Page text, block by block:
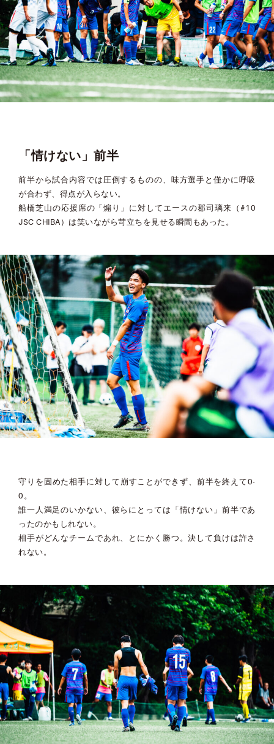
「情けない」前半
前半から試合内容では圧倒するものの、味方選手と僅かに呼吸
が合わず、得点が入らない。
船橋芝山の応援席の「煽り」に対してエースの郡司璃来（#10
JSC CHIBA）は笑いながら苛立ちを見せる瞬間もあった。
守りを固めた相手に対して崩すことができず、前半を終えて0-
0。
誰一人満足のいかない、彼らにとっては「情けない」前半であ
ったのかもしれない。
相手がどんなチームであれ、とにかく勝つ。決して負けは許さ
れない。